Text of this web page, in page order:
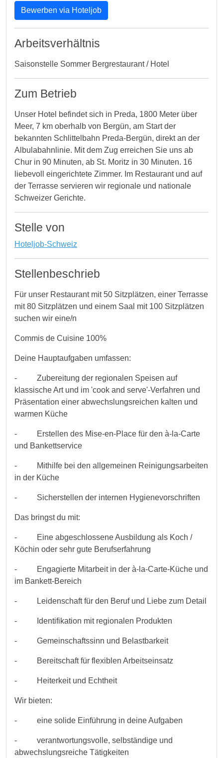
Bewerben via Hoteljob
Arbeitsverhältnis
Saisonstelle Sommer Bergrestaurant / Hotel
Zum Betrieb
Unser Hotel befindet sich in Preda, 1800 Meter über
Meer, 7 km oberhalb von Bergün, am Start der
bekannten Schlittelbahn Preda-Bergün, direkt an der
Albulabahnlinie. Mit dem Zug erreichen Sie uns ab
Chur in 90 Minuten, ab St. Moritz in 30 Minuten. 16
liebevoll eingerichtete Zimmer. Im Restaurant und auf
der Terrasse servieren wir regionale und nationale
Schweizer Gerichte.
Stelle von
Hoteljob-Schweiz
Stellenbeschrieb
Für unser Restaurant mit 50 Sitzplätzen, einer Terrasse
mit 80 Sitzplätzen und einem Saal mit 100 Sitzplätzen
suchen wir eine/n
Commis de Cuisine 100%
Deine Hauptaufgaben umfassen:
- Zubereitung der regionalen Speisen auf
klassische Art und im 'cook and serve'-Verfahren und
Präsentation einer abwechslungsreichen kalten und
warmen Küche
- Erstellen des Mise-en-Place für den à-la-Carte
und Bankettservice
- Mithilfe bei den allgemeinen Reinigungsarbeiten
in der Küche
- Sicherstellen der internen Hygienevorschriften
Das bringst du mit:
- Eine abgeschlossene Ausbildung als Koch /
Köchin oder sehr gute Berufserfahrung
- Engagierte Mitarbeit in der à-la-Carte-Küche und
im Bankett-Bereich
- Leidenschaft für den Beruf und Liebe zum Detail
- Identifikation mit regionalen Produkten
- Gemeinschaftssinn und Belastbarkeit
- Bereitschaft für flexiblen Arbeitseinsatz
- Heiterkeit und Echtheit
Wir bieten:
- eine solide Einführung in deine Aufgaben
- verantwortungsvolle, selbständige und
abwechslungsreiche Tätigkeiten